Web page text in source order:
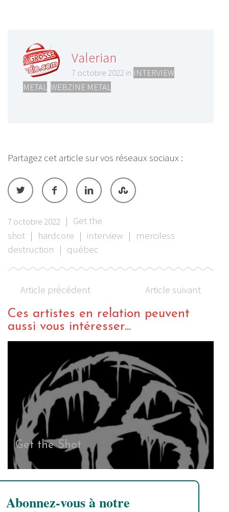
Valerian
7 octobre 2022 in INTERVIEW
METAL WEBZINE METAL
Partagez cet article sur vos réseaux sociaux :
7 octobre 2022 | Get the
shot | hardcore | interview | merciless
destruction | québec
Article précédent Article suivant
Ces artistes en relation peuvent
aussi vous intéresser...
Get the Shot
Abonnez-vous à notre